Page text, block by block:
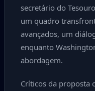
secretário do
um quadro
avançados, um
enquanto
abordagem.
Críticos da proposta